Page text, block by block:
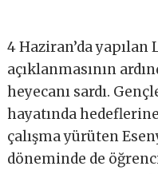
4 Haziran’da yapılan
açıklanmasının
heyecanı sardı.
hayatında
çalışma yürüten
döneminde de